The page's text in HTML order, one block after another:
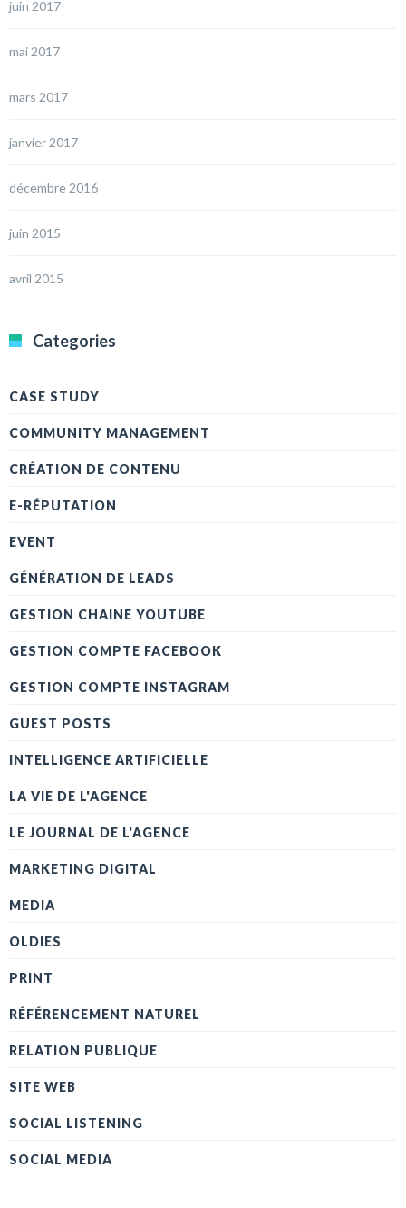
juin 2017
mai 2017
mars 2017
janvier 2017
décembre 2016
juin 2015
avril 2015
Categories
CASE STUDY
COMMUNITY MANAGEMENT
CRÉATION DE CONTENU
E-RÉPUTATION
EVENT
GÉNÉRATION DE LEADS
GESTION CHAINE YOUTUBE
GESTION COMPTE FACEBOOK
GESTION COMPTE INSTAGRAM
GUEST POSTS
INTELLIGENCE ARTIFICIELLE
LA VIE DE L'AGENCE
LE JOURNAL DE L'AGENCE
MARKETING DIGITAL
MEDIA
OLDIES
PRINT
RÉFÉRENCEMENT NATUREL
RELATION PUBLIQUE
SITE WEB
SOCIAL LISTENING
SOCIAL MEDIA